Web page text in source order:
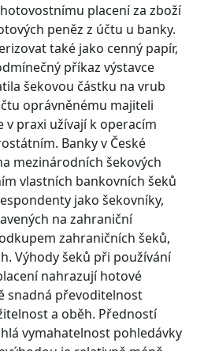
placení za zboží
peněz z účtu u banky.
také jako cenný papír,
příkaz výstavce
šekovou částku na vrub
oprávněnému majiteli
v praxi užívají k operacím
Banky v České
mezinárodních šekových
vlastních bankovních šeků
jako šekovníky,
na zahraniční
zahraničních šeků,
Výhody šeků při používání
nahrazují hotové
snadná převoditelnost
a oběh. Předností
vymahatelnost pohledávky